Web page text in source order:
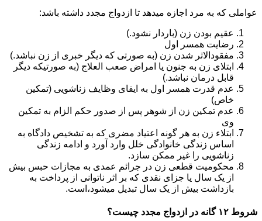
عواملی که به مرد اجازه میدهد تا ازدواج مجدد داشته باشد:
عقیم بودن زن (باردار نشود.)
رضایت همسر اول
مفقودالاثر شدن زن (به صورتی که دیگر خبری از زن نباشد.)
ابتلای زن به جنون یا امراض صعب العلاج (به صورتیکه دیگر
قابل درمان نباشد.)
عدم قدرت همسر اول به ایفای وظایف زناشویی (تمکین
خاص)
عدم تمکین زن از شوهر پس از صدور حکم الزام به تمکین
وی
ابتلاء زن به هر گونه اعتیاد مضری که به تشخیص دادگاه به
اساس زندگی خانوادگی خلل وارد آورد و ادامه زندگی
زناشویی را غیر ممکن سازد.
محکومیت قطعی زن در جرائم عمدی به مجازات حبس بیش
از یک سال یا جزای نقدی که بر اثر ناتوانی از پرداخت به
بازداشت بیش از یک سال تبدیل می‎شود،است.
شروط ۱۲ گانه در ازدواج مجدد چیست؟